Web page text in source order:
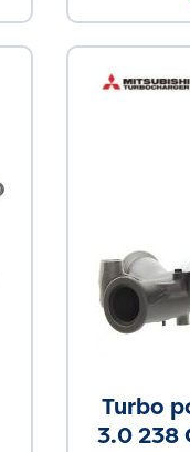
Turbo
3.0 238